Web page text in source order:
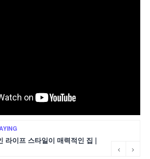
라이프 스타일이 매력적인 집 |